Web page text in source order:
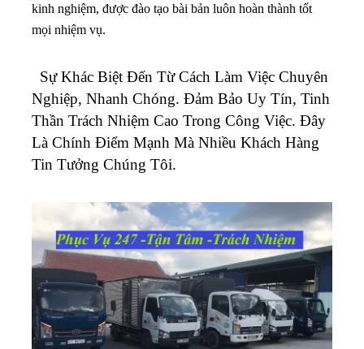
kinh nghiệm, được đào tạo bài bản luôn hoàn thành tốt
mọi nhiệm vụ.
Sự Khác Biệt Đến Từ Cách Làm Việc Chuyên
Nghiệp, Nhanh Chóng. Đảm Bảo Uy Tín, Tinh
Thần Trách Nhiệm Cao Trong Công Việc. Đây
Là Chính Điểm Mạnh Mà Nhiều Khách Hàng
Tin Tưởng Chúng Tôi.